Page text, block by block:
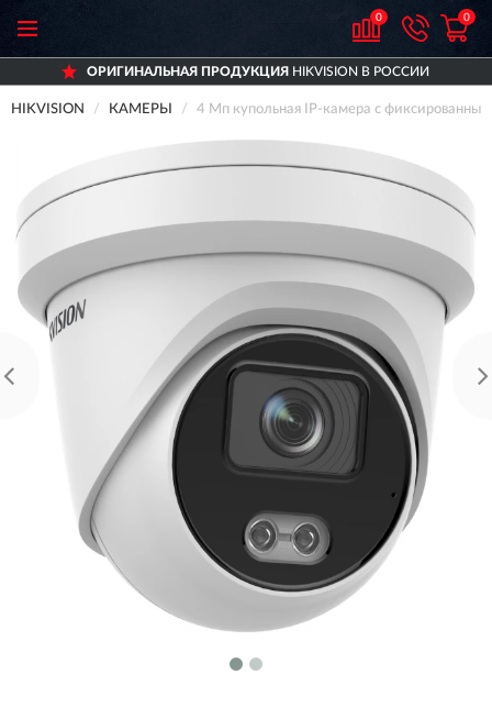
0 0
ОРИГИНАЛЬНАЯ ПРОДУКЦИЯHIKVISION В РОССИИ
HIKVISION КАМЕРЫ 4 Мп купольная IP-камера с